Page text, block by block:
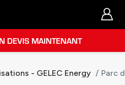
DEVIS MAINTENANT
- GELEC Energy Parc